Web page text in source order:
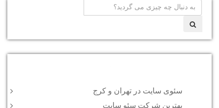
سئوی سایت در تهران و کرج
بهترین شرکت سئو سایت